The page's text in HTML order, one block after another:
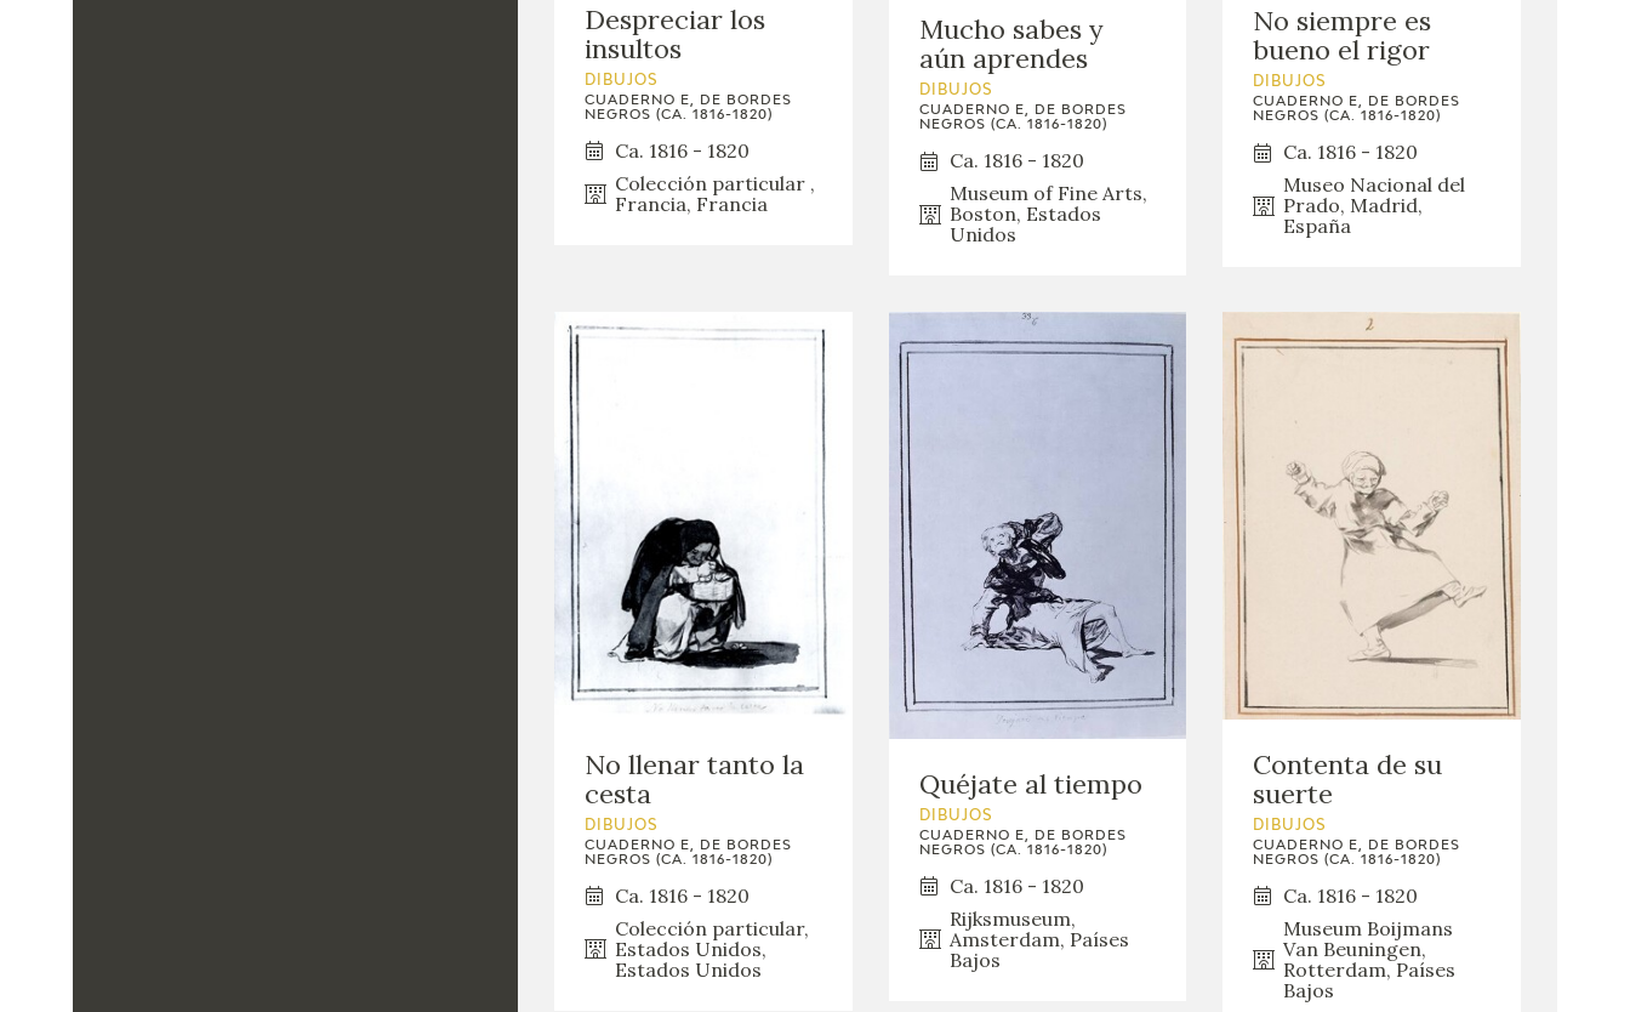
Despreciar los
insultos
DIBUJOS
CUADERNO E, DE BORDES
NEGROS (CA. 1816-1820)
Ca. 1816 - 1820
Colección particular ,
Francia, Francia
Mucho sabes y
aún aprendes
DIBUJOS
CUADERNO E, DE BORDES
NEGROS (CA. 1816-1820)
Ca. 1816 - 1820
Museum of Fine Arts,
Boston, Estados
Unidos
No siempre es
bueno el rigor
DIBUJOS
CUADERNO E, DE BORDES
NEGROS (CA. 1816-1820)
Ca. 1816 - 1820
Museo Nacional del
Prado, Madrid,
España
No llenar tanto la
cesta
DIBUJOS
CUADERNO E, DE BORDES
NEGROS (CA. 1816-1820)
Ca. 1816 - 1820
Colección particular,
Estados Unidos,
Estados Unidos
Quéjate al tiempo
DIBUJOS
CUADERNO E, DE BORDES
NEGROS (CA. 1816-1820)
Ca. 1816 - 1820
Rijksmuseum,
Amsterdam, Países
Bajos
Contenta de su
suerte
DIBUJOS
CUADERNO E, DE BORDES
NEGROS (CA. 1816-1820)
Ca. 1816 - 1820
Museum Boijmans
Van Beuningen,
Rotterdam, Países
Bajos